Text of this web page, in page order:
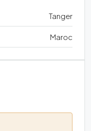
Tanger
Maroc